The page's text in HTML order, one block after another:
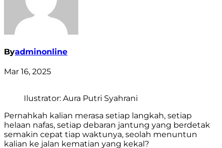
Byadminonline
Mar 16, 2025
Ilustrator: Aura Putri Syahrani
Pernahkah kalian merasa setiap langkah, setiap
helaan nafas, setiap debaran jantung yang berdetak
semakin cepat tiap waktunya, seolah menuntun
kalian ke jalan kematian yang kekal?